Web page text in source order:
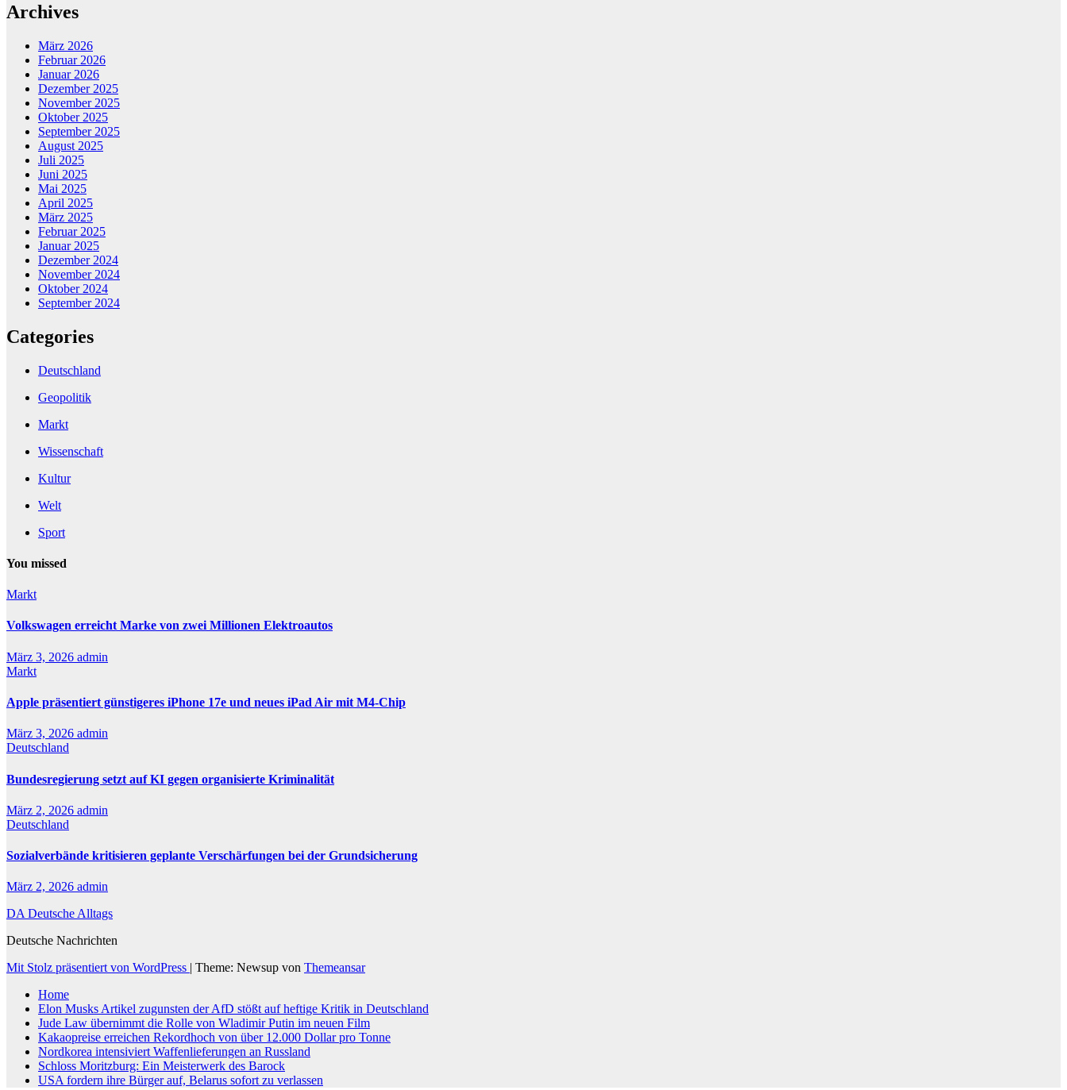
Archives
März 2026
Februar 2026
Januar 2026
Dezember 2025
November 2025
Oktober 2025
September 2025
August 2025
Juli 2025
Juni 2025
Mai 2025
April 2025
März 2025
Februar 2025
Januar 2025
Dezember 2024
November 2024
Oktober 2024
September 2024
Categories
Deutschland
Geopolitik
Markt
Wissenschaft
Kultur
Welt
Sport
You missed
Markt
Volkswagen erreicht Marke von zwei Millionen Elektroautos
März 3, 2026 admin
Markt
Apple präsentiert günstigeres iPhone 17e und neues iPad Air mit M4-Chip
März 3, 2026 admin
Deutschland
Bundesregierung setzt auf KI gegen organisierte Kriminalität
März 2, 2026 admin
Deutschland
Sozialverbände kritisieren geplante Verschärfungen bei der Grundsicherung
März 2, 2026 admin
DA Deutsche Alltags
Deutsche Nachrichten
Mit Stolz präsentiert von WordPress | Theme: Newsup von Themeansar
Home
Elon Musks Artikel zugunsten der AfD stößt auf heftige Kritik in Deutschland
Jude Law übernimmt die Rolle von Wladimir Putin im neuen Film
Kakaopreise erreichen Rekordhoch von über 12.000 Dollar pro Tonne
Nordkorea intensiviert Waffenlieferungen an Russland
Schloss Moritzburg: Ein Meisterwerk des Barock
USA fordern ihre Bürger auf, Belarus sofort zu verlassen